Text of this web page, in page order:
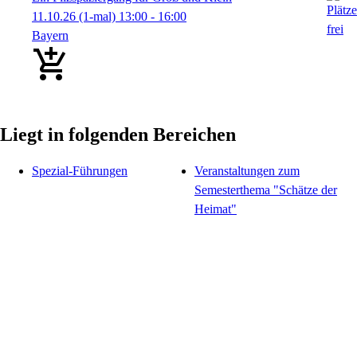
11.10.26 (1-mal) 13:00 - 16:00
Bayern
Liegt in folgenden Bereichen
Spezial-Führungen
Veranstaltungen zum
Semesterthema "Schätze der
Heimat"